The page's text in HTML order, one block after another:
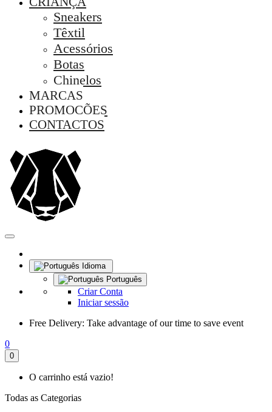
Sneakers
Têxtil
Acessórios
Botas
Chinelos
MARCAS
PROMOÇÕES
CONTACTOS
Idioma
Português
Criar Conta
Iniciar sessão
Free Delivery: Take advantage of our time to save event
0
0
O carrinho está vazio!
Todas as Categorias